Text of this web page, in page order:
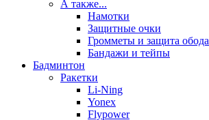
А также...
Намотки
Защитные очки
Громметы и защита обода
Бандажи и тейпы
Бадминтон
Ракетки
Li-Ning
Yonex
Flypower